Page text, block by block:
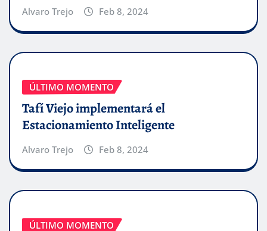
Alvaro Trejo Feb 8, 2024
ÚLTIMO MOMENTO
Tafí Viejo implementará el
Estacionamiento Inteligente
Alvaro Trejo Feb 8, 2024
ÚLTIMO MOMENTO